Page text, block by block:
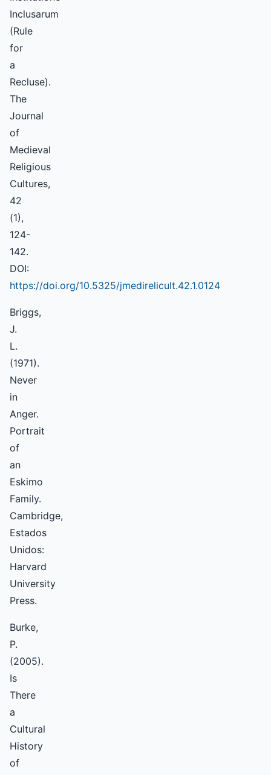
Inclusarum
(Rule
for
a
Recluse).
The
Journal
of
Medieval
Religious
Cultures,
42
(1),
124-
142.
DOI:
https://doi.org/10.5325/jmedirelicult.42.1.0124
Briggs,
J.
L.
(1971).
Never
in
Anger.
Portrait
of
an
Eskimo
Family.
Cambridge,
Estados
Unidos:
Harvard
University
Press.
Burke,
P.
(2005).
Is
There
a
Cultural
History
of